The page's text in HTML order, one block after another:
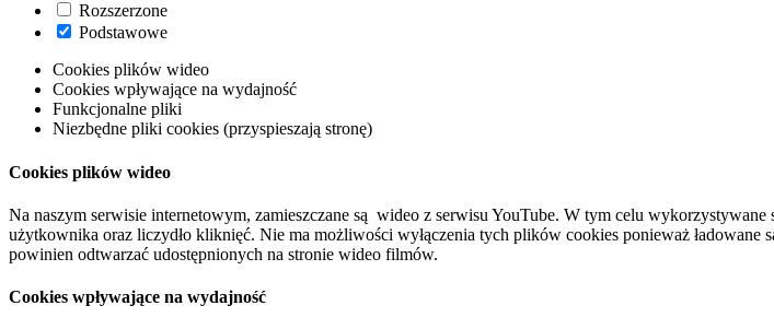
Rozszerzone
Podstawowe
Cookies plików wideo
Cookies wpływające na wydajność
Funkcjonalne pliki
Niezbędne pliki cookies (przyspieszają stronę)
Cookies plików wideo
Na naszym serwisie internetowym, zamieszczane są wideo z serwisu YouTube. W tym celu
użytkownika oraz liczydło kliknięć. Nie ma możliwości wyłączenia tych plików cookies ponieważ
powinien odtwarzać udostępnionych na stronie wideo filmów.
Cookies wpływające na wydajność